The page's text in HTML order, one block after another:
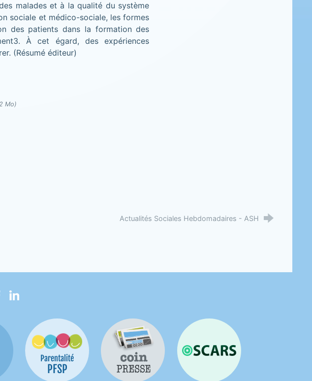
malades et à la qualité du système
sociale et médico-sociale, les formes
des patients dans la formation des
À cet égard, des expériences
(Résumé éditeur)
Mo)
Actualités Sociales Hebdomadaires - ASH
sur Facebook
Partager sur LinkedIn
Parentalité
PFSP
Coin presse OSCARS